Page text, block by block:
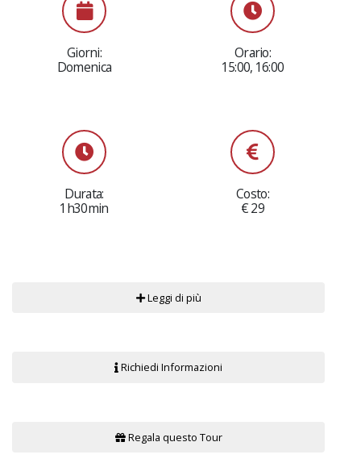
Giorni:
Domenica
Orario:
15:00, 16:00
Durata:
1h30min
Costo:
€ 29
Leggi di più
Richiedi Informazioni
Regala questo Tour